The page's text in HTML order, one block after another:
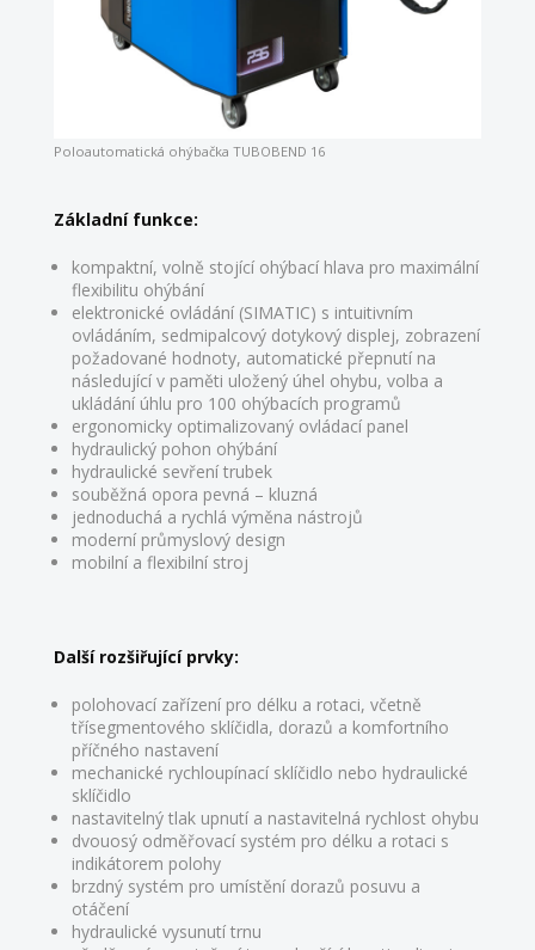
Poloautomatická ohýbačka TUBOBEND 16
Základní funkce:
kompaktní, volně stojící ohýbací hlava pro maximální
flexibilitu ohýbání
elektronické ovládání (SIMATIC) s intuitivním
ovládáním, sedmipalcový dotykový displej, zobrazení
požadované hodnoty, automatické přepnutí na
následující v paměti uložený úhel ohybu, volba a
ukládání úhlu pro 100 ohýbacích programů
ergonomicky optimalizovaný ovládací panel
hydraulický pohon ohýbání
hydraulické sevření trubek
souběžná opora pevná – kluzná
jednoduchá a rychlá výměna nástrojů
moderní průmyslový design
mobilní a flexibilní stroj
Další rozšiřující prvky:
polohovací zařízení pro délku a rotaci, včetně
třísegmentového sklíčidla, dorazů a komfortního
příčného nastavení
mechanické rychloupínací sklíčidlo nebo hydraulické
sklíčidlo
nastavitelný tlak upnutí a nastavitelná rychlost ohybu
dvouosý odměřovací systém pro délku a rotaci s
indikátorem polohy
brzdný systém pro umístění dorazů posuvu a
otáčení
hydraulické vysunutí trnu